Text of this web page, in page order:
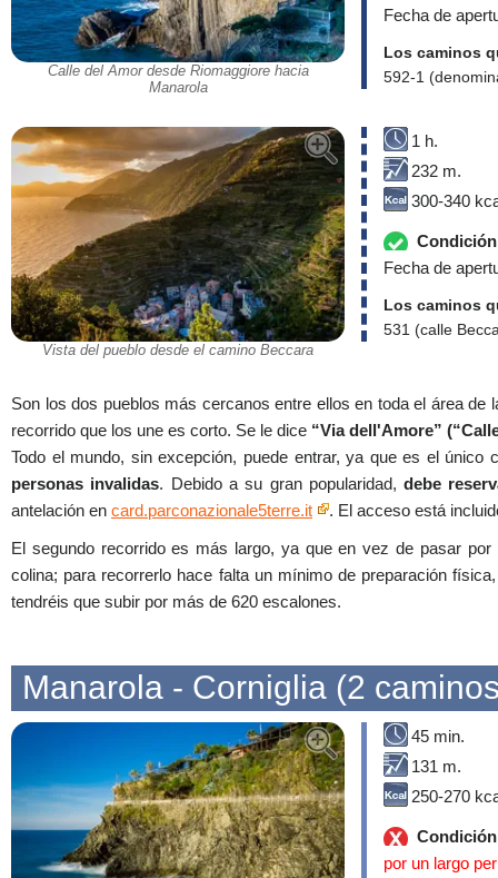
Calle del Amor desde Riomaggiore hacia
Manarola
Fecha de
Los caminos
592-1
Vista del pueblo desde el camino Beccara
1 h.
232 m.
300-340
Fecha de
Los caminos
531 (calle
Son los dos pueblos más cercanos entre ellos en toda el área de
recorrido que los une es corto. Se le dice “Via dell'Amore”
Todo el mundo, sin excepción, puede entrar, ya que es el único
personas invalidas. Debido a su gran popularidad,debe
antelación en card.parconazionale5terre.it
. El acceso está
El segundo recorrido es más largo, ya que en vez de pasar
colina; para recorrerlo hace falta un mínimo de preparación
tendréis que subir por más de 620 escalones.
Manarola - Corniglia (2
45 min.
131 m.
250-270
por un largo